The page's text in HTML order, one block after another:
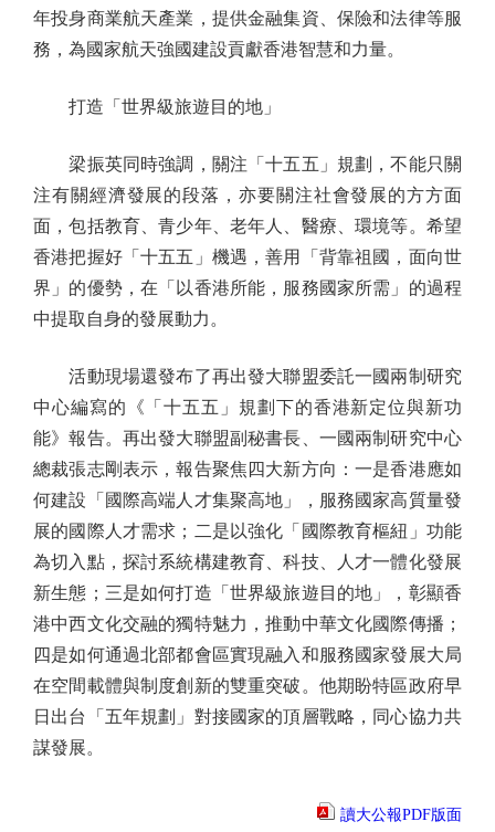
年投身商業航天產業，提供金融集資、保險和法律等服
務，為國家航天強國建設貢獻香港智慧和力量。
打造「世界級旅遊目的地」
梁振英同時強調，關注「十五五」規劃，不能只關
注有關經濟發展的段落，亦要關注社會發展的方方面
面，包括教育、青少年、老年人、醫療、環境等。希望
香港把握好「十五五」機遇，善用「背靠祖國，面向世
界」的優勢，在「以香港所能，服務國家所需」的過程
中提取自身的發展動力。
活動現場還發布了再出發大聯盟委託一國兩制研究
中心編寫的《「十五五」規劃下的香港新定位與新功
能》報告。再出發大聯盟副秘書長、一國兩制研究中心
總裁張志剛表示，報告聚焦四大新方向：一是香港應如
何建設「國際高端人才集聚高地」，服務國家高質量發
展的國際人才需求；二是以強化「國際教育樞紐」功能
為切入點，探討系統構建教育、科技、人才一體化發展
新生態；三是如何打造「世界級旅遊目的地」，彰顯香
港中西文化交融的獨特魅力，推動中華文化國際傳播；
四是如何通過北部都會區實現融入和服務國家發展大局
在空間載體與制度創新的雙重突破。他期盼特區政府早
日出台「五年規劃」對接國家的頂層戰略，同心協力共
謀發展。
讀大公報PDF版面